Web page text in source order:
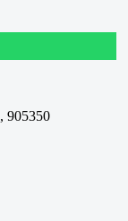
, 905350